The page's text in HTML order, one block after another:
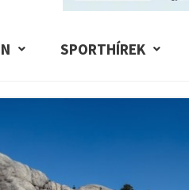
SPORTHÍREK